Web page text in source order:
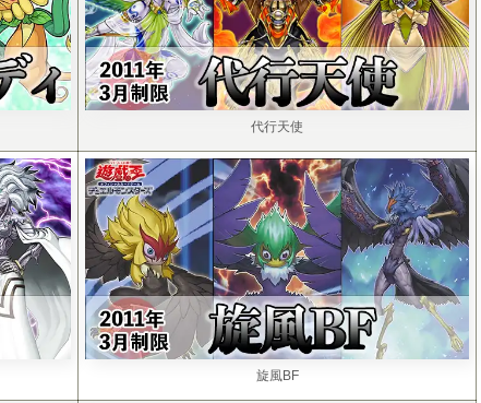
代行天使
旋風BF